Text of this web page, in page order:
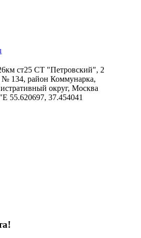
ст25 СТ "Петровский", 2
134, район Коммунарка,
округ, Москва
55.620697, 37.454041